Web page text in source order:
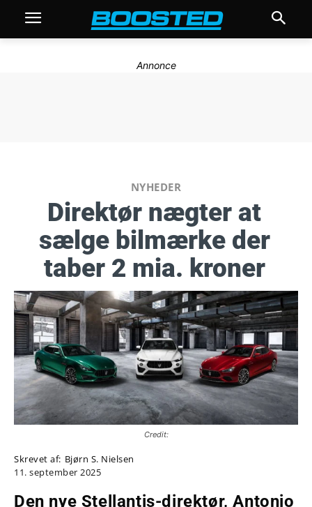
Annonce
NYHEDER
Direktør nægter at
sælge bilmærke der
taber 2 mia. kroner
Credit:
Skrevet af: Bjørn S. Nielsen
11. september 2025
Den nye Stellantis-direktør, Antonio